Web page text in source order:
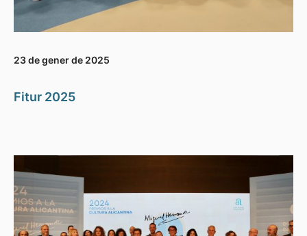
23 de gener de 2025
Fitur 2025